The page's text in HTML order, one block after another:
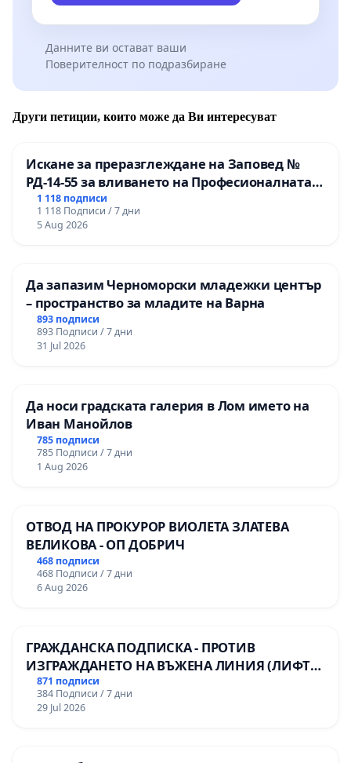
Данните ви остават ваши
Поверителност по подразбиране
Други петиции, които може да Ви интересуват
Искане за преразглеждане на Заповед №
РД-14-55 за вливането на Професионалната
гимназия по промишлени технологии в
Професионалната гимназия по икономика и
мениджмънт – гр. Пазарджик
1 118 подписи
1 118 Подписи / 7 дни
5 Aug 2026
Да запазим Черноморски младежки център
– пространство за младите на Варна
893 подписи
893 Подписи / 7 дни
31 Jul 2026
Да носи градската галерия в Лом името на
Иван Манойлов
785 подписи
785 Подписи / 7 дни
1 Aug 2026
ОТВОД НА ПРОКУРОР ВИОЛЕТА ЗЛАТЕВА
ВЕЛИКОВА - ОП ДОБРИЧ
468 подписи
468 Подписи / 7 дни
6 Aug 2026
ГРАЖДАНСКА ПОДПИСКА - ПРОТИВ
ИЗГРАЖДАНЕТО НА ВЪЖЕНА ЛИНИЯ (ЛИФТ)
НА ТЕРИТОРИЯТА НА ПРИРОДНА
ЗАБЕЛЕЖИТЕЛНОСТ „ХЪЛМ НА
ОСВОБОДИТЕЛИТЕ“ (БУНАРДЖИК)
871 подписи
384 Подписи / 7 дни
29 Jul 2026